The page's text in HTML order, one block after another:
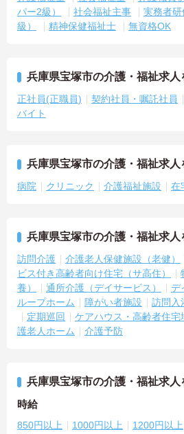
パー2級）
社会福祉主事
実務者研
級）
精神保健福祉士 無資格OK
兵庫県宝塚市の介護・福祉求
正社員(正職員) 契約社員・嘱託社員
バイト
兵庫県宝塚市の介護・福祉求
病院 クリニック 介護福祉施設 在
兵庫県宝塚市の介護・福祉求
訪問介護 介護老人保健施設（老健）
ビス付き高齢者向け住宅（サ高住）
養）
通所介護（デイサービス） デ
ループホーム
障がい者施設 訪問入
定期巡回
ケアハウス・高齢者住宅
護老人ホーム
介護予防
兵庫県宝塚市の介護・福祉求人
時給
850円以上 1000円以上 1200円以上